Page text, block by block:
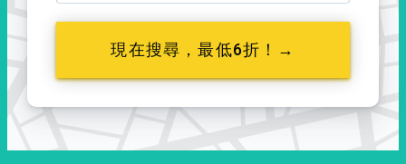
現在搜尋，最低6折！→